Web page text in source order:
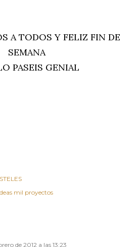
A TODOS Y FELIZ FIN DE
SEMANA
PASEIS GENIAL
mil proyectos
de 2012 a las 13:23